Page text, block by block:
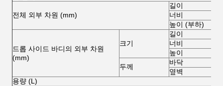
전체 외부 차원 (mm)
길이
너비
높이 (부하)
드롭 사이드 바디의 외부 차원
(mm)
크기
길이
너비
높이
두께
바닥
옆벽
용량 (L)